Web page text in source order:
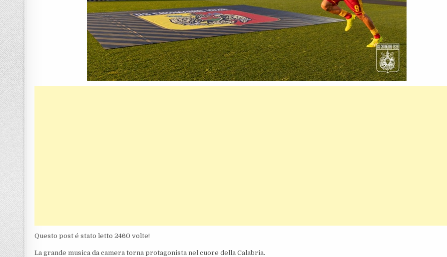
Questo post é stato letto 2460 volte!
La grande musica da camera torna protagonista nel cuore della Calabria.